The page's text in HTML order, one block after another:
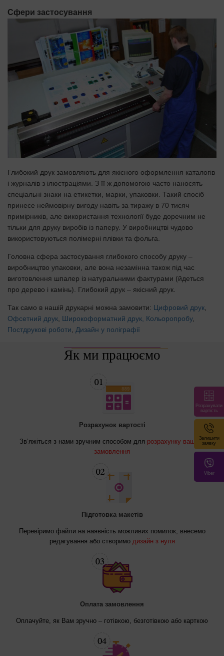
Сфери застосування
Глибокий друк замовляють для якісного оформлення каталогів
і журналів з ілюстраціями. З її ж допомогою часто наносять
спеціальні знаки на етикетки, марки, упаковки. Такий спосіб
принесе неймовірну вигоду навіть за тиражу в 70 тисяч
примірників, але використання технології буде доречним не
тільки для друку виробів із паперу. У виробництві чудово
використовуються полімерні плівки та фольга.
Головна сфера застосування глибокого способу друку –
виробництво упаковки, але вона незамінна також під час
виготовлення шпалер із натуральними фактурами (йдеться
про дерево і камінь). Глибокий друк – якісний друк.
Так само в нашій друкарні можна замовити: Цифровий друк
Офсетний друк Широкоформатний друк, Кольоропробу,
Постдрукові роботи
Дизайн у поліграфії
Як ми працюємо
Розрахунок вартості
Зв’яжіться з нами зручним способом для розрахунку вашого
замовлення
Підготовка макетів
Перевіримо файли на наявність можливих помилок, внесемо
редагування або створимо дизайн з нуля
Оплата замовлення
Оплачуйте, як Вам зручно – готівкою, безготівкою або карткою
Розрахувати
вартість
Залишити
заявку
Viber